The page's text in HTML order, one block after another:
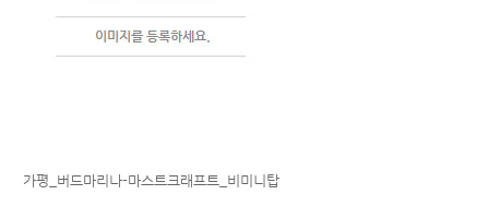
가평_버드마리나-마스트크래프트_비미니탑